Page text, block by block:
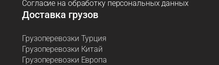
Согласие на обработку персональных данных
Доставка грузов
Грузоперевозки Турция
Грузоперевозки Китай
Грузоперевозки Европа